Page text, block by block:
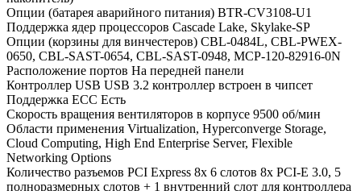
Опции (батарея аварийного питания) BTR-CV3108-U1
Поддержка ядер процессоров Cascade Lake, Skylake-SP
Опции (корзины для винчестеров) CBL-0484L, CBL-PWEX-
0650, CBL-SAST-0654, CBL-SAST-0948, MCP-120-82916-0N
Расположение портов На передней панели
Контроллер USB USB 3.2 контроллер встроен в чипсет
Поддержка ECC Есть
Скорость вращения вентиляторов в корпусе 9500 об/мин
Области применения Virtualization, Hyperconverge Storage,
Cloud Computing, High End Enterprise Server, Flexible
Networking Options
Количество разъемов PCI Express 8x 6 слотов 8x PCI-E 3.0, 5
полноразмерных слотов + 1 внутренний слот для контроллера